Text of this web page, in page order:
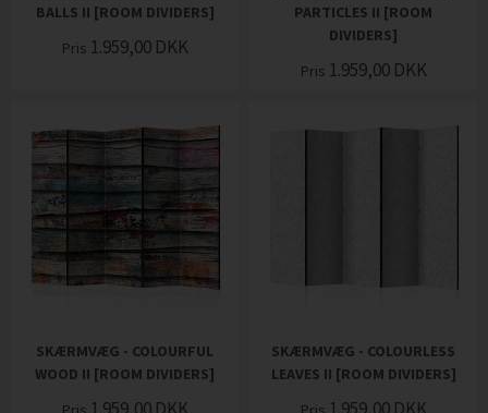
BALLS II [ROOM DIVIDERS]
Pris 1.959,00 DKK
PARTICLES II [ROOM
DIVIDERS]
Pris 1.959,00 DKK
SKÆRMVÆG - COLOURFUL
WOOD II [ROOM DIVIDERS]
SKÆRMVÆG - COLOURLESS
LEAVES II [ROOM DIVIDERS]